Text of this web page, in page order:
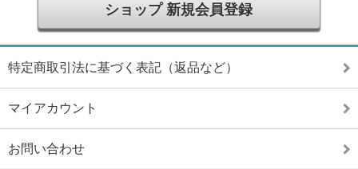
ショップ 新規会員登録
特定商取引法に基づく表記（返品など）
マイアカウント
お問い合わせ